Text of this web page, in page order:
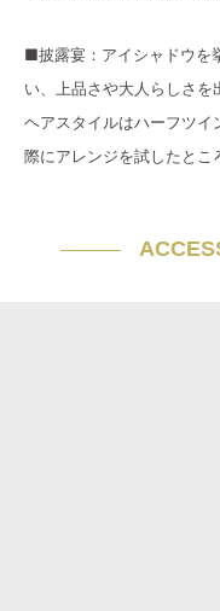
■披露宴：アイシャドウを
い、上品さや大人らしさを
ヘアスタイルはハーフツ
際にアレンジを試したとこ